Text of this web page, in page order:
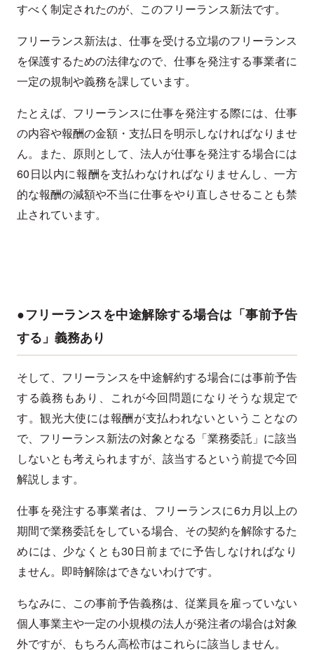
すべく制定されたのが、このフリーランス新法です。
フリーランス新法は、仕事を受ける立場のフリーランス
を保護するための法律なので、仕事を発注する事業者に
一定の規制や義務を課しています。
たとえば、フリーランスに仕事を発注する際には、仕事
の内容や報酬の金額・支払日を明示しなければなりませ
ん。また、原則として、法人が仕事を発注する場合には
60日以内に報酬を支払わなければなりませんし、一方
的な報酬の減額や不当に仕事をやり直しさせることも禁
止されています。
●フリーランスを中途解除する場合は「事前予告
する」義務あり
そして、フリーランスを中途解約する場合には事前予告
する義務もあり、これが今回問題になりそうな規定で
す。観光大使には報酬が支払われないということなの
で、フリーランス新法の対象となる「業務委託」に該当
しないとも考えられますが、該当するという前提で今回
解説します。
仕事を発注する事業者は、フリーランスに6カ月以上の
期間で業務委託をしている場合、その契約を解除するた
めには、少なくとも30日前までに予告しなければなり
ません。即時解除はできないわけです。
ちなみに、この事前予告義務は、従業員を雇っていない
個人事業主や一定の小規模の法人が発注者の場合は対象
外ですが、もちろん高松市はこれらに該当しません。